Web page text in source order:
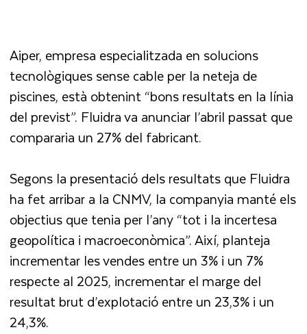
Aiper, empresa especialitzada en solucions
tecnològiques sense cable per la neteja de
piscines, està obtenint “bons resultats en la línia
del previst”. Fluidra va anunciar l’abril passat que
compararia un 27% del fabricant.
Segons la presentació dels resultats que Fluidra
ha fet arribar a la CNMV, la companyia manté els
objectius que tenia per l’any “tot i la incertesa
geopolítica i macroeconòmica”. Així, planteja
incrementar les vendes entre un 3% i un 7%
respecte al 2025, incrementar el marge del
resultat brut d’explotació entre un 23,3% i un
24,3%.